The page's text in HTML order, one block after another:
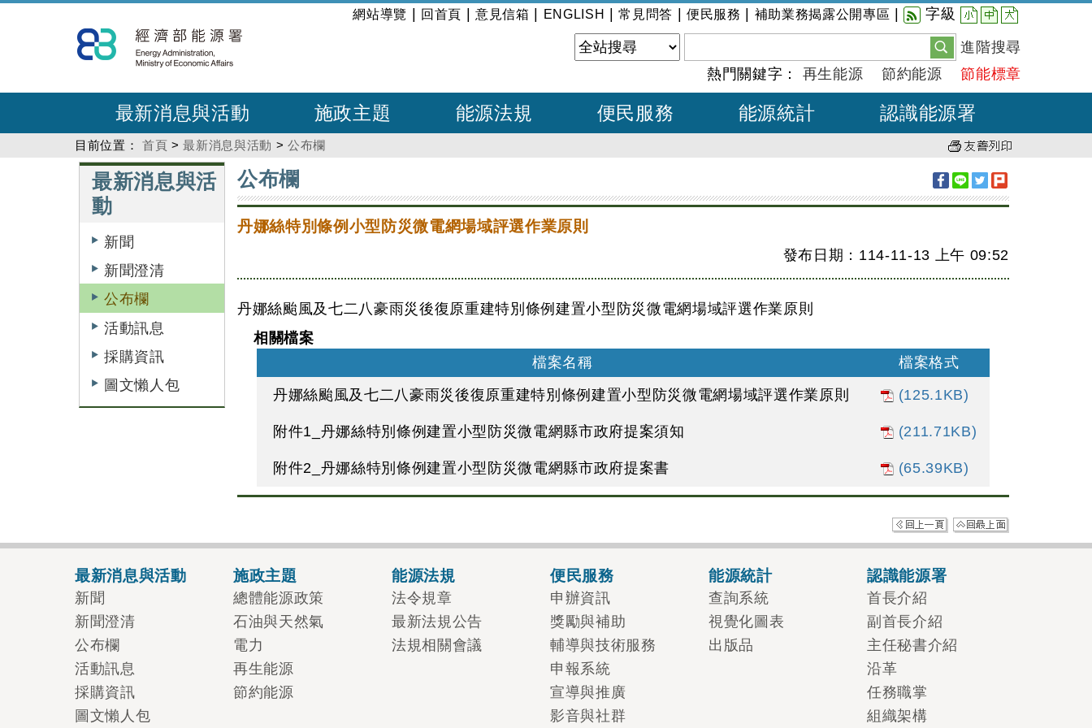
到
主
內
:::
網站導覽 回首頁 意見信箱 ENGLISH |常見問答 便民服務 補助業務揭露公開專區 字級 小 中 大
進階搜尋
熱門關鍵字： 再生能源 節約能源 節能標章
最新消息與活動 施政主題 能源法規 便民服務 能源統計 認識能源署
目前位置： 首頁 >最新消息與活動 >公布欄
最新消息與活
動
新聞
新聞澄清
公布欄
活動訊息
採購資訊
圖文懶人包
:::
公布欄
丹娜絲特別條例小型防災微電網場域評選作業原則
發布日期：114-11-13 上午 09:52
丹娜絲颱風及七二八豪雨災後復原重建特別條例建置小型防災微電網場域評選作業原則
相關檔案
檔案名稱
檔案格式
丹娜絲颱風及七二八豪雨災後復原重建特別條例建置小型防災微電網場域評選作業原則
(125.1KB)
附件1_丹娜絲特別條例建置小型防災微電網縣市政府提案須知 (211.71KB)
附件2_丹娜絲特別條例建置小型防災微電網縣市政府提案書 (65.39KB)
最新消息與活動
新聞
新聞澄清
公布欄
活動訊息
採購資訊
圖文懶人包
施政主題
總體能源政策
石油與天然氣
電力
再生能源
節約能源
能源法規
法令規章
最新法規公告
法規相關會議
便民服務
申辦資訊
獎勵與補助
輔導與技術服務
申報系統
宣導與推廣
影音與社群
能源統計
查詢系統
視覺化圖表
出版品
認識能源署
首長介紹
副首長介紹
主任秘書介紹
沿革
任務職掌
組織架構